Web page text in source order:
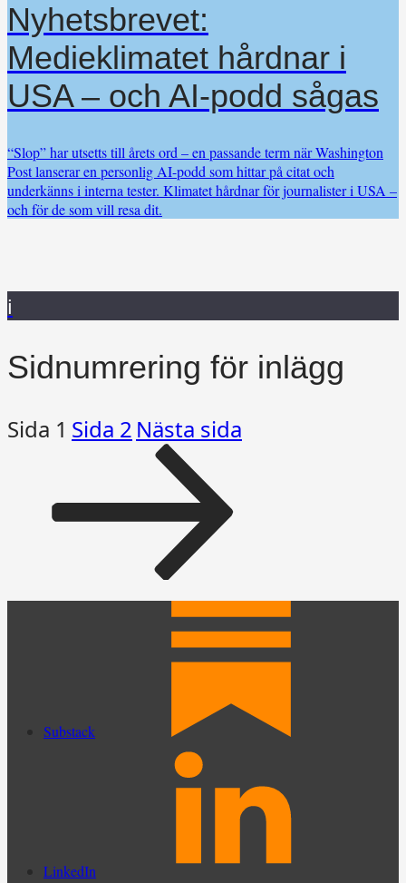
Nyhetsbrevet:
Medieklimatet hårdnar i
USA – och AI-podd sågas
“Slop” har utsetts till årets ord – en passande term när Washington
Post lanserar en personlig AI-podd som hittar på citat och
underkänns i interna tester. Klimatet hårdnar för journalister i USA –
och för de som vill resa dit.
i
Sidnumrering för inlägg
Sida 1 Sida 2 Nästa sida
Substack
LinkedIn